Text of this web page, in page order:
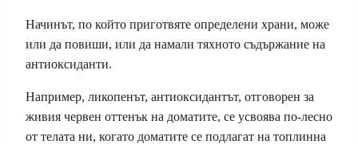
Начинът, по който приготвяте определени храни, може
или да повиши, или да намали тяхното съдържание на
антиоксиданти.
Например, ликопенът, антиоксидантът, отговорен за
живия червен оттенък на доматите, се усвоява по-лесно
от телата ни, когато доматите се подлагат на топлинна